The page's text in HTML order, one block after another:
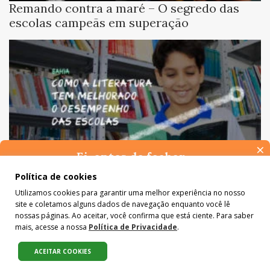
Remando contra a maré – O segredo das
escolas campeãs em superação
Como a literatura tem melhorado o
desempenho das escolas
Compartilhe:
Política de cookies
Utilizamos cookies para garantir uma melhor experiência no nosso
site e coletamos alguns dados de navegação enquanto você lê
nossas páginas. Ao aceitar, você confirma que está ciente. Para saber
mais, acesse a nossa Política de Privacidade.
ACEITAR COOKIES
×
Ei, antes de fechar…
Pense na importância de manter-se informado(a). Quer ter
colunistas e reportagens especiais? Receba a nossa newsletter.
É de graça :)